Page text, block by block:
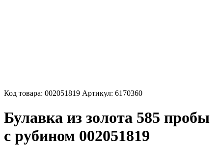
Код товара: 002051819 Артикул: 6170360
Булавка из золота 585 пробы
с рубином 002051819